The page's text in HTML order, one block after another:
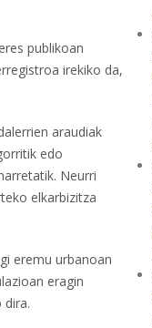
publikoan
irekiko da,
araudiak
edo
Neurri
elkarbizitza
eremu urbanoan
eragin
dira.